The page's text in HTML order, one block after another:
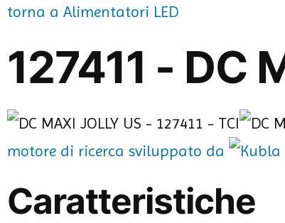
torna a Alimentatori LED
127411 - DC
motore di ricerca sviluppato da
Caratteristiche